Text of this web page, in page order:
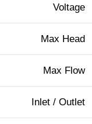
Voltage
Max Head
Max Flow
Inlet / Outlet